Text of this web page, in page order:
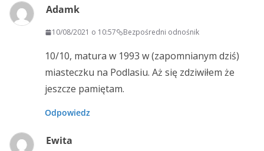
Adamk
10/08/2021 o 10:57 Bezpośredni odnośnik
10/10, matura w 1993 w (zapomnianym dziś)
miasteczku na Podlasiu. Aż się zdziwiłem że
jeszcze pamiętam.
Odpowiedz
Ewita